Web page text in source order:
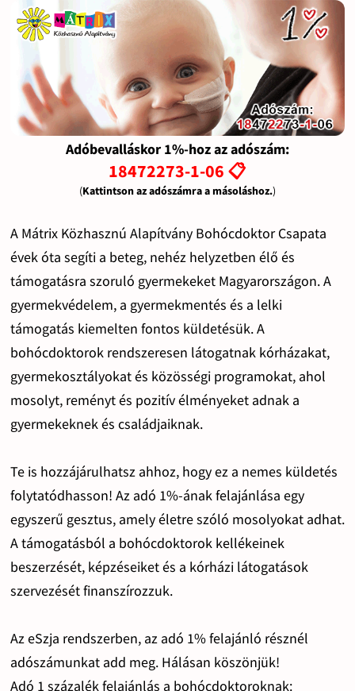
Adóbevalláskor 1%-hoz az adószám:
18472273-1-06 📋
(Kattintson az adószámra a másoláshoz.)
A Mátrix Közhasznú Alapítvány Bohócdoktor Csapata
évek óta segíti a beteg, nehéz helyzetben élő és
támogatásra szoruló gyermekeket Magyarországon. A
gyermekvédelem, a gyermekmentés és a lelki
támogatás kiemelten fontos küldetésük. A
bohócdoktorok rendszeresen látogatnak kórházakat,
gyermekosztályokat és közösségi programokat, ahol
mosolyt, reményt és pozitív élményeket adnak a
gyermekeknek és családjaiknak.
Te is hozzájárulhatsz ahhoz, hogy ez a nemes küldetés
folytatódhasson! Az adó 1%-ának felajánlása egy
egyszerű gesztus, amely életre szóló mosolyokat adhat.
A támogatásból a bohócdoktorok kellékeinek
beszerzését, képzéseiket és a kórházi látogatások
szervezését finanszírozzuk.
Az eSzja rendszerben, az adó 1% felajánló résznél
adószámunkat add meg. Hálásan köszönjük!
Adó 1 százalék felajánlás a bohócdoktoroknak: